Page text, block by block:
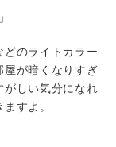
どのライトカラー
屋が暗くなりすぎ
がしい気分になれ
すよ。